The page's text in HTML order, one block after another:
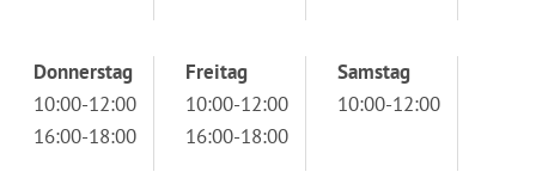
Donnerstag
10:00-12:00
16:00-18:00
Freitag
10:00-12:00
16:00-18:00
Samstag
10:00-12:00